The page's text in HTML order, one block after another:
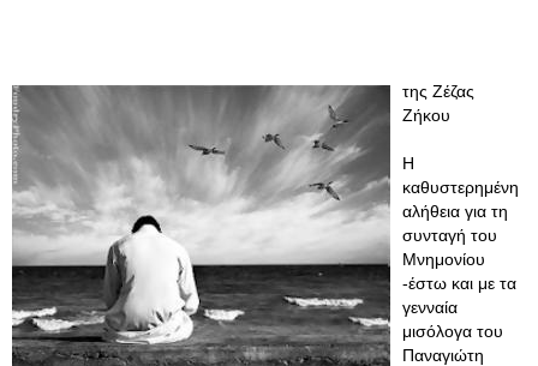
της Ζέζας
Ζήκου
Η
καθυστερημένη
αλήθεια για τη
συνταγή του
Μνημονίου
-έστω και με τα
γενναία
μισόλογα του
Παναγιώτη